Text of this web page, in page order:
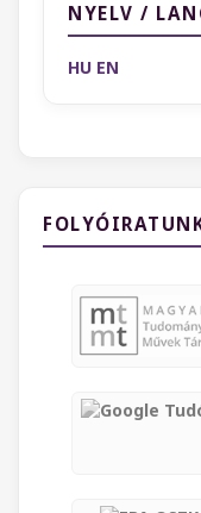
NYELV /
HU EN